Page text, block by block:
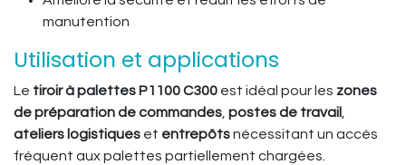
manutention
Utilisation et applications
Le tiroir à palettes P1100 C300 est idéal pour les zones
de préparation de commandes, postes de travail ,
ateliers logistiques et entrepôtsnécessitant un accès
fréquent aux palettes partiellement chargées.